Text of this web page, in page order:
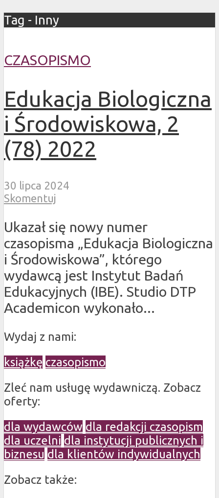
Tag - Inny
CZASOPISMO
Edukacja Biologiczna
i Środowiskowa, 2
(78) 2022
30 lipca 2024
Skomentuj
Ukazał się nowy numer
czasopisma „Edukacja Biologiczna
i Środowiskowa”, którego
wydawcą jest Instytut Badań
Edukacyjnych (IBE). Studio DTP
Academicon wykonało...
Wydaj z nami:
książkę czasopismo
Zleć nam usługę wydawniczą. Zobacz
oferty:
dla wydawców dla redakcji czasopism
dla uczelni dla instytucji publicznych i
biznesu dla klientów indywidualnych
Zobacz także: